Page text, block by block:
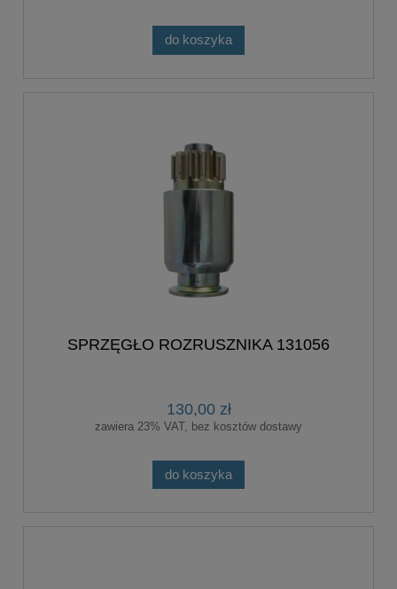
do koszyka
SPRZĘGŁO ROZRUSZNIKA 131056
130,00 zł
zawiera 23% VAT, bez kosztów dostawy
do koszyka